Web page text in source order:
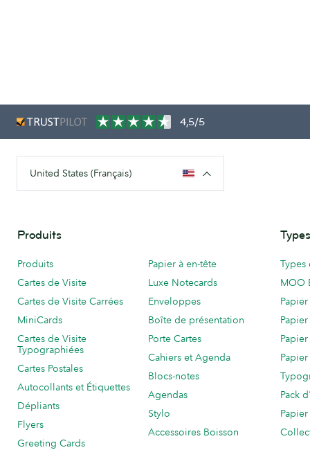
4,5/5
United States (Français)
Produits
Produits
Cartes de Visite
Cartes de Visite Carrées
MiniCards
Cartes de Visite
Typographiées
Cartes Postales
Autocollants et Étiquettes
Dépliants
Flyers
Greeting Cards
Papier à en-tête
Luxe Notecards
Enveloppes
Boîte de présentation
Porte Cartes
Cahiers et Agenda
Blocs-notes
Agendas
Stylo
Accessoires Boisson
MOO
Pack